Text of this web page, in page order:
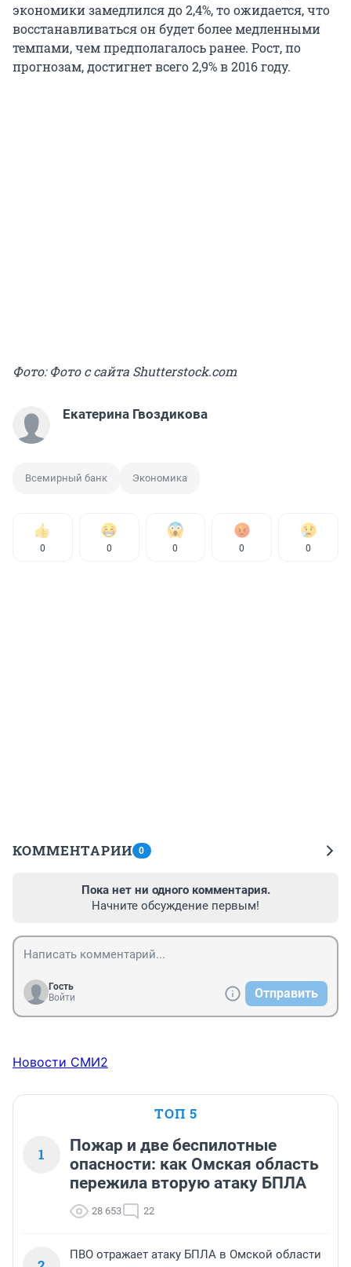
экономики замедлился до 2,4%, то ожидается, что
восстанавливаться он будет более медленными
темпами, чем предполагалось ранее. Рост, по
прогнозам, достигнет всего 2,9% в 2016 году.
Фото: Фото с сайта Shutterstock.com
Екатерина Гвоздикова
Всемирный банк Экономика
0 0 0 0 0
КОММЕНТАРИИ 0
Пока нет ни одного комментария.
Начните обсуждение первым!
Гость
Войти
Отправить
Новости СМИ2
ТОП 5
1
Пожар и две беспилотные
опасности: как Омская область
пережила вторую атаку БПЛА
28 653 22
ПВО отражает атаку БПЛА в Омской области